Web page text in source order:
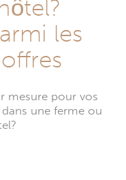
les
mesure pour vos
une ferme ou